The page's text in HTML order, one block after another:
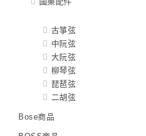
古箏弦
中阮弦
大阮弦
柳琴弦
琵琶弦
二胡弦
Bose商品